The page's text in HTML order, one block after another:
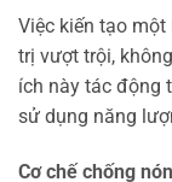
Việc kiến tạo
trị vượt trội,
ích này tác động
sử dụng năng
Cơ chế chống